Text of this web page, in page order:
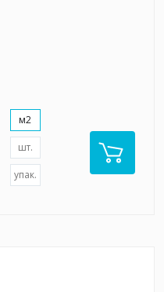
м2
шт.
упак.